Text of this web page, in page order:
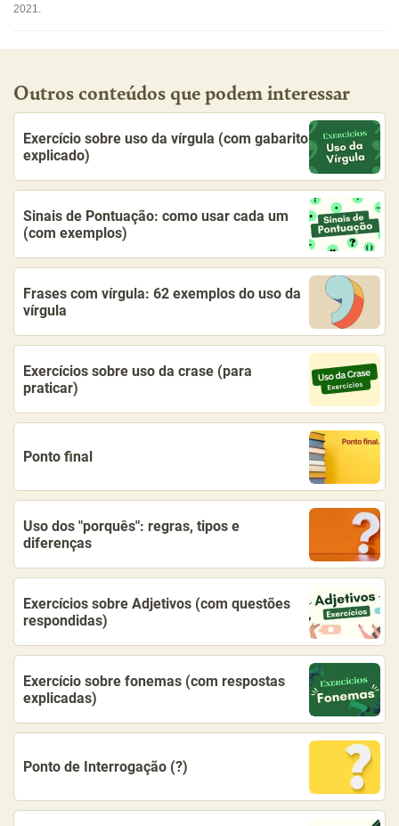
2021.
Outros conteúdos que podem interessar
Exercício sobre uso da vírgula (com gabarito
explicado)
Sinais de Pontuação: como usar cada um
(com exemplos)
Frases com vírgula: 62 exemplos do uso da
vírgula
Exercícios sobre uso da crase (para
praticar)
Ponto final
Uso dos "porquês": regras, tipos e
diferenças
Exercícios sobre Adjetivos (com questões
respondidas)
Exercício sobre fonemas (com respostas
explicadas)
Ponto de Interrogação (?)